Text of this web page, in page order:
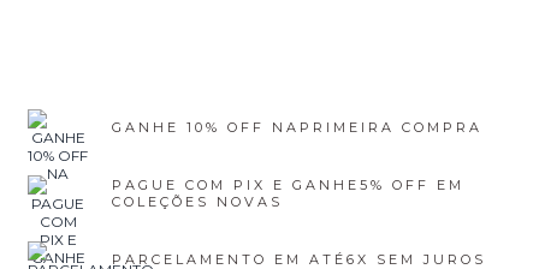
GANHE 10% OFF NA PRIMEIRA COMPRA
PAGUE COM PIX E GANHE 5% OFF EM
COLEÇÕES NOVAS
PARCELAMENTO EM ATÉ 6X SEM JUROS